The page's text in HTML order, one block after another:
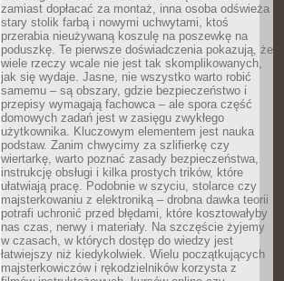
zamiast dopłacać za montaż, inna osoba odświeża
stary stolik farbą i nowymi uchwytami, ktoś
przerabia nieużywaną koszulę na poszewkę na
poduszkę. Te pierwsze doświadczenia pokazują, że
wiele rzeczy wcale nie jest tak skomplikowanych,
jak się wydaje. Jasne, nie wszystko warto robić
samemu – są obszary, gdzie bezpieczeństwo i
przepisy wymagają fachowca – ale spora część
domowych zadań jest w zasięgu zwykłego
użytkownika. Kluczowym elementem jest nauka
podstaw. Zanim chwycimy za szlifierkę czy
wiertarkę, warto poznać zasady bezpieczeństwa,
instrukcję obsługi i kilka prostych trików, które
ułatwiają pracę. Podobnie w szyciu, stolarce czy
majsterkowaniu z elektroniką – drobna dawka teorii
potrafi uchronić przed błędami, które kosztowałyby
nas czas, nerwy i materiały. Na szczęście żyjemy
w czasach, w których dostęp do wiedzy jest
łatwiejszy niż kiedykolwiek. Wielu początkujących
majsterkowiczów i rękodzielników korzysta z